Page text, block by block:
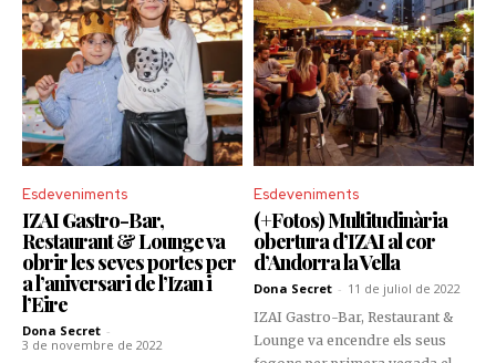
Propostes pensades per
desconnectar de la rutina,
compartir moments i
redescobrir racons amb encant.
Perquè, a vegades, no cal anar
lluny per trobar plans que
inspiren, sorprenen i et fan
manera.
Esdeveniments
IZAI Gastro-Bar,
Restaurant & Lounge va
obrir les seves portes per
a l’aniversari de l’Izan i
l’Eire
Dona Secret -
3 de novembre de 2022
Esdeveniments
(+Fotos) Multitudinària
obertura d’IZAI al cor
d’Andorra la Vella
Dona Secret - 11 de juliol de 2022
IZAI Gastro-Bar, Restaurant &
Lounge va encendre els seus